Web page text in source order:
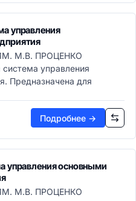
управления
М.В. ПРОЦЕНКО
управления
Предназначена для
Подробнее →
управления основными
М.В. ПРОЦЕНКО